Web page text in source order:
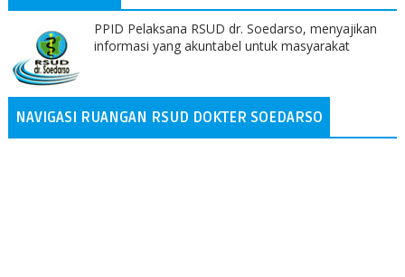
PPID Pelaksana RSUD dr. Soedarso, menyajikan
informasi yang akuntabel untuk masyarakat
NAVIGASI RUANGAN RSUD DOKTER SOEDARSO